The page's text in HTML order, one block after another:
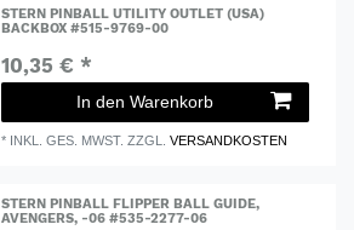
STERN PINBALL UTILITY OUTLET (USA)
BACKBOX #515-9769-00
10,35 € *
In den Warenkorb
* INKL. GES. MWST. ZZGL.VERSANDKOSTEN
STERN PINBALL FLIPPER BALL GUIDE,
AVENGERS, -06 #535-2277-06